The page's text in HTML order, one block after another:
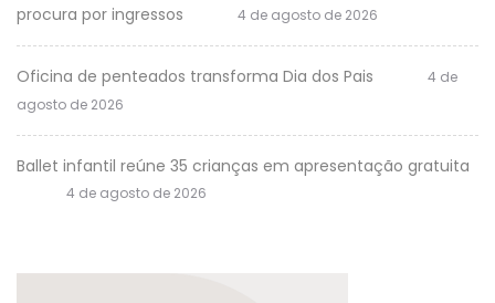
procura por ingressos
4 de agosto de 2026
Oficina de penteados transforma Dia dos Pais
4 de
agosto de 2026
Ballet infantil reúne 35 crianças em apresentação gratuita
4 de agosto de 2026